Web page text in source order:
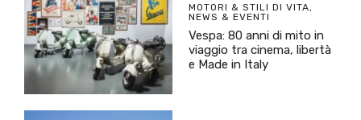
MOTORI & STILI DI VITA,
NEWS & EVENTI
Vespa: 80 anni di mito in
viaggio tra cinema, libertà
e Made in Italy